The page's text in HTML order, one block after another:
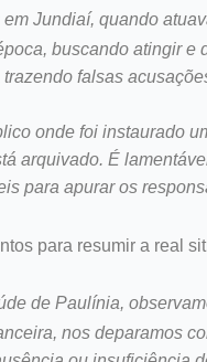
Jundiaí, quando
buscando atingir
falsas
onde foi instaurado
arquivado. É
para apurar os
para resumir a real
de Paulínia,
nos deparamos